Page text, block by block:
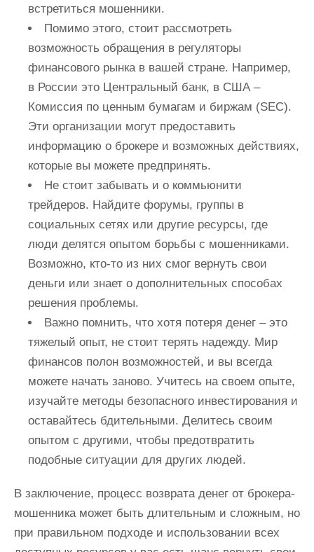
встретиться мошенники.
Помимо этого, стоит рассмотреть
возможность обращения в регуляторы
финансового рынка в вашей стране. Например,
в России это Центральный банк, в США –
Комиссия по ценным бумагам и биржам (SEC).
Эти организации могут предоставить
информацию о брокере и возможных действиях,
которые вы можете предпринять.
Не стоит забывать и о коммьюнити
трейдеров. Найдите форумы, группы в
социальных сетях или другие ресурсы, где
люди делятся опытом борьбы с мошенниками.
Возможно, кто-то из них смог вернуть свои
деньги или знает о дополнительных способах
решения проблемы.
Важно помнить, что хотя потеря денег – это
тяжелый опыт, не стоит терять надежду. Мир
финансов полон возможностей, и вы всегда
можете начать заново. Учитесь на своем опыте,
изучайте методы безопасного инвестирования и
оставайтесь бдительными. Делитесь своим
опытом с другими, чтобы предотвратить
подобные ситуации для других людей.
В заключение, процесс возврата денег от брокера-
мошенника может быть длительным и сложным, но
при правильном подходе и использовании всех